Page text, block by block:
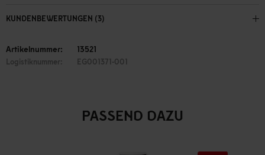
KUNDENBEWERTUNGEN (3)
Artikelnummer: 13521
Logistiknummer: EG001371-001
PASSEND DAZU